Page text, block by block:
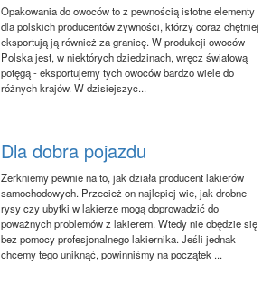
Opakowania do owoców to z pewnością istotne elementy
dla polskich producentów żywności, którzy coraz chętniej
eksportują ją również za granicę. W produkcji owoców
Polska jest, w niektórych dziedzinach, wręcz światową
potęgą - eksportujemy tych owoców bardzo wiele do
różnych krajów. W dzisiejszyc...
Dla dobra pojazdu
Zerkniemy pewnie na to, jak działa producent lakierów
samochodowych. Przecież on najlepiej wie, jak drobne
rysy czy ubytki w lakierze mogą doprowadzić do
poważnych problemów z lakierem. Wtedy nie obędzie się
bez pomocy profesjonalnego lakiernika. Jeśli jednak
chcemy tego uniknąć, powinniśmy na początek ...